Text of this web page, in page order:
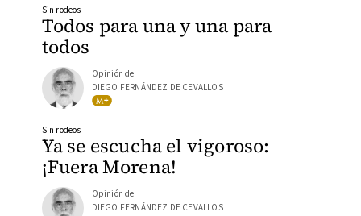
Todos para una y una para
todos
Sin rodeos
Opinión de
DIEGO FERNÁNDEZ DE CEVALLOS
Ya se escucha el vigoroso:
¡Fuera Morena!
Sin rodeos
Opinión de
DIEGO FERNÁNDEZ DE CEVALLOS